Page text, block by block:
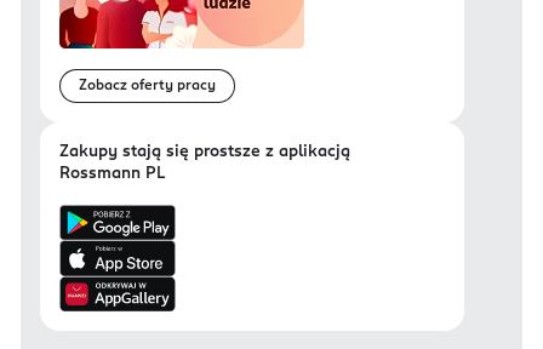
Zobacz oferty pracy
Zakupy stają się prostsze z aplikacją
Rossmann PL